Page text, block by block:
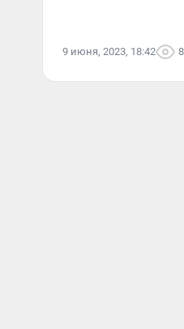
9 июня, 2023, 18:42